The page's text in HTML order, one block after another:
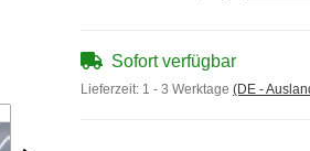
Sofort verfügbar
Lieferzeit: 1 - 3 Werktage (DE -